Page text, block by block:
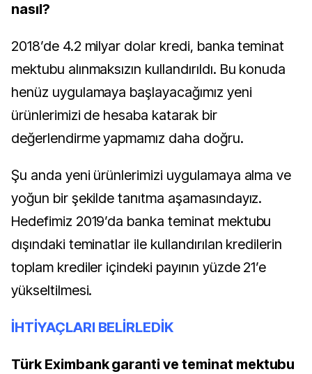
nasıl?
2018’de 4.2 milyar dolar kredi, banka teminat
mektubu alınmaksızın kullandırıldı. Bu konuda
henüz uygulamaya başlayacağımız yeni
ürünlerimizi de hesaba katarak bir
değerlendirme yapmamız daha doğru.
Şu anda yeni ürünlerimizi uygulamaya alma ve
yoğun bir şekilde tanıtma aşamasındayız.
Hedefimiz 2019’da banka teminat mektubu
dışındaki teminatlar ile kullandırılan kredilerin
toplam krediler içindeki payının yüzde 21’e
yükseltilmesi.
İHTİYAÇLARI BELİRLEDİK
Türk Eximbank garanti ve teminat mektubu